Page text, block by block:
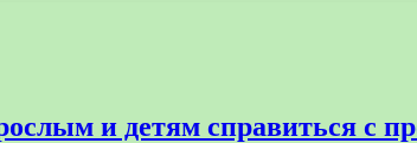
и детям справиться с